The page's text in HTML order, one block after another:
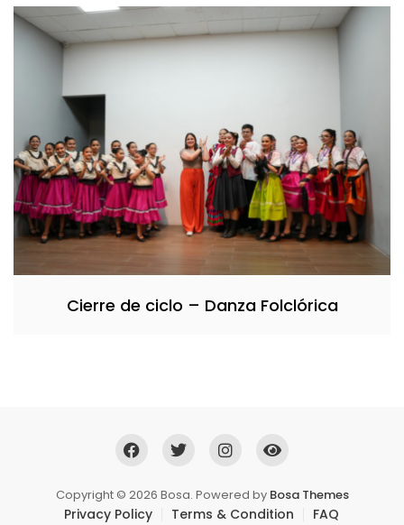
Cierre de ciclo – Danza Folclórica
Copyright © 2026 Bosa. Powered by Bosa Themes
Privacy Policy Terms & Condition FAQ